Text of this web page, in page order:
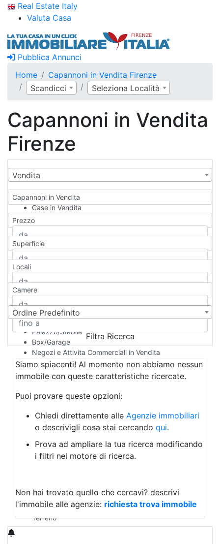
Real Estate Italy
Valuta Casa
Pubblica Annunci
Home
Capannoni in Vendita Firenze
Scandicci
Seleziona Località
Capannoni in Vendita
Firenze
Vendita
Capannoni in Vendita
Case in Vendita
Qualsiasi
Appartamento
Casa indipendente
Casa Semi-indipendente
Attico/Mansarda
Rustico/Casale
Camera d'Albergo
Multiproprietà
Palazzo/Stabile
Box/Garage
Negozi e Attivita Commerciali in Vendita
Qualsiasi
Attività/Licenza Commerciale
Azienda Agricola
Bar/Ristorante
Albergo
Laboratorio Artigianale
Negozio/locale commerciale
Agriturismo
Magazzini
Qualsiasi
Terreno edificabile
Terreno
Prezzo
Superficie
Locali
Camere
Ordine Predefinito
Filtra Ricerca
Siamo spiacenti! Al momento non abbiamo nessun
immobile con queste caratteristiche ricercate.
Puoi provare queste opzioni:
Chiedi direttamente alle Agenzie immobiliari
o descrivigli cosa stai cercando qui.
Prova ad ampliare la tua ricerca modificando
i filtri nel motore di ricerca.
Non hai trovato quello che cercavi? descrivi
l'immobile alle agenzie: richiesta trova immobile